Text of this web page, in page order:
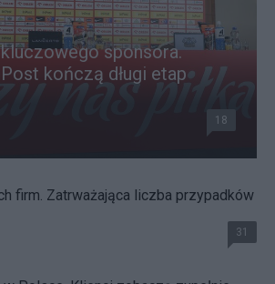
sponsora.
kończą długi etap
18
firm. Zatrważająca liczba przypadków
31